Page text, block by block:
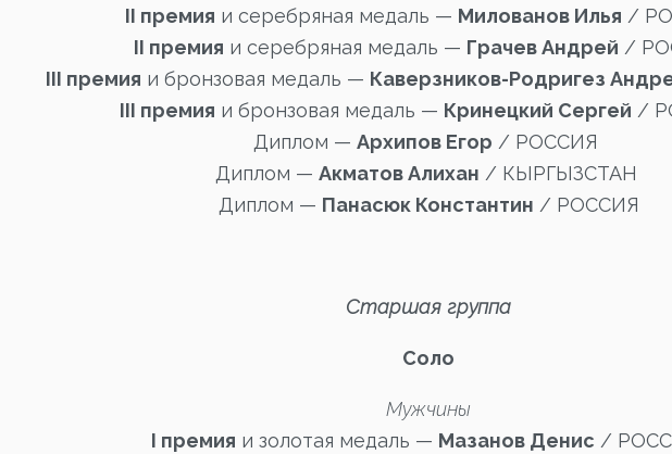
II премия и серебряная медаль — Милованов Илья /
II премия и серебряная медаль — Грачев Андрей /
III премия и бронзовая медаль — Каверзников-Родригез
III премия и бронзовая медаль — Кринецкий Сергей /
Диплом — Архипов Егор / РОССИЯ
Диплом — Акматов Алихан / КЫРГЫЗСТАН
Диплом — Панасюк Константин / РОССИЯ
Старшая группа
Соло
Мужчины
I премия и золотая медаль — Мазанов Денис /